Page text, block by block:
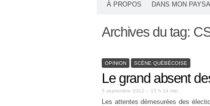
À PROPOS DANS MON
Archives du tag:
OPINION SCÈNE QUÉBÉCOISE
Le grand absent
5 septembre 2012 – 15 h 14 min
Les attentes démesurées des